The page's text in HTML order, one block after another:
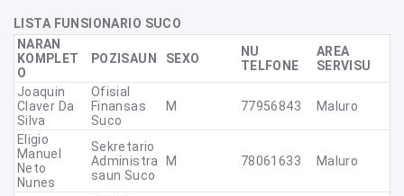
LISTA FUNSIONARIO SUCO
NARAN
KOMPLET
O
POZISAUN SEXO
NU
TELFONE
AREA
SERVISU
Joaquin
Claver Da
Silva
Ofisial
Finansas
Suco
M 77956843 Maluro
Eligio
Manuel
Neto
Nunes
Sekretario
Administra
Saun Suco
M 78061633 Maluro